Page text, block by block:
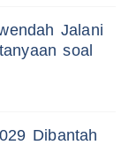
Jalani
soal
Dibantah